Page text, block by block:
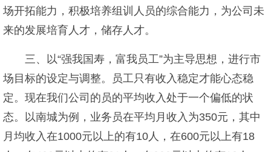
场开拓能力，积极培养组训人员的综合能力，为公司未
来的发展培育人才，储存人才。
三、以“强我国寿，富我员工”为主导思想，进行市
场目标的设定与调整。员工只有收入稳定才能心态稳
定。现在我们公司的员的平均收入处于一个偏低的状
态。以南城为例，业务员在平均月收入为350元，其中
月均收入在1000元以上的有10人，在600元以上有18